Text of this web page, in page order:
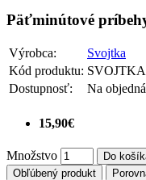
Päťminútové
Výrobca:
Svojtka
Kód produktu:
Dostupnosť:
Na
15,90€
Množstvo
Do
Obľúbený produkt